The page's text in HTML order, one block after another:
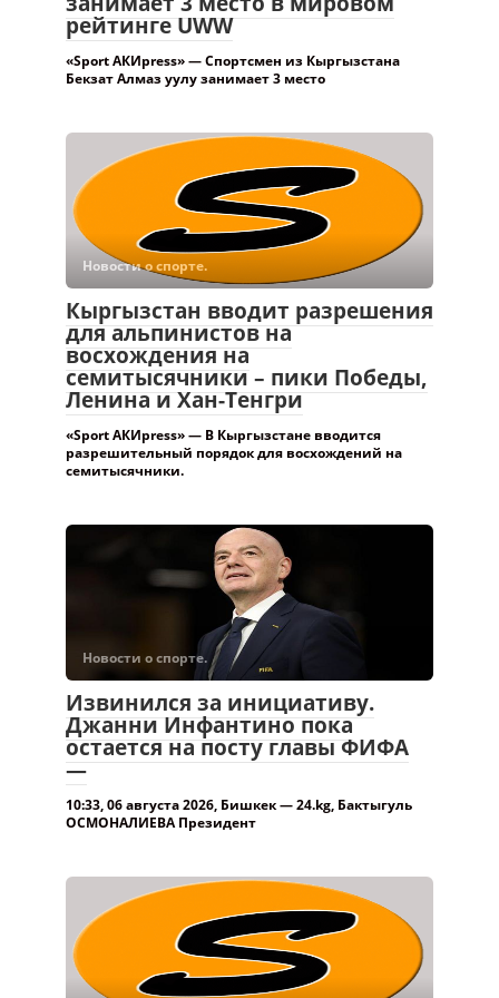
рейтинге UWW
«Sport АКИpress» — Спортсмен из Кыргызстана
Бекзат Алмаз уулу занимает 3 место
Новости о спорте.
Кыргызстан вводит разрешения
для альпинистов на
восхождения на
семитысячники – пики Победы,
Ленина и Хан-Тенгри
«Sport АКИpress» — В Кыргызстане вводится
разрешительный порядок для восхождений на
семитысячники.
Новости о спорте.
Извинился за инициативу.
Джанни Инфантино пока
остается на посту главы ФИФА
—
10:33, 06 августа 2026, Бишкек — 24.kg, Бактыгуль
ОСМОНАЛИЕВА Президент